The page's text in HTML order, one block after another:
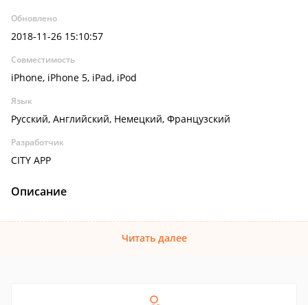
Обновлено
2018-11-26 15:10:57
Совместимость
iPhone, iPhone 5, iPad, iPod
Язык
Русский, Английский, Немецкий, Французский
Разработчик
CITY APP
Описание
Читать далее